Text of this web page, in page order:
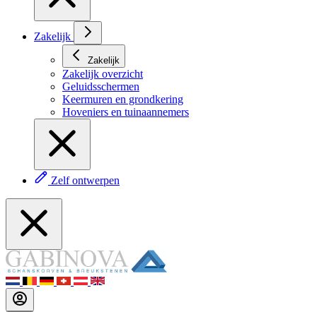
Zakelijk
Zakelijk
Zakelijk overzicht
Geluidsschermen
Keermuren en grondkering
Hoveniers en tuinaannemers
Zelf ontwerpen